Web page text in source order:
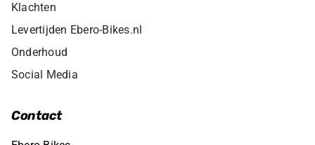
Klachten
Levertijden Ebero-Bikes.nl
Onderhoud
Social Media
Contact